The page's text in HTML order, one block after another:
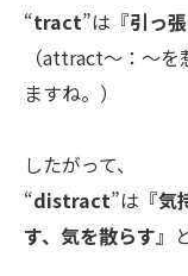
“tract”は『引っ
（attract～：～
ますね。）
したがって、
“distract”は『気
す、気を散らす』